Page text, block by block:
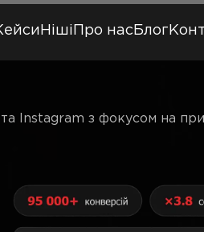
Ніші Про нас Блог
Instagram з фокусом на